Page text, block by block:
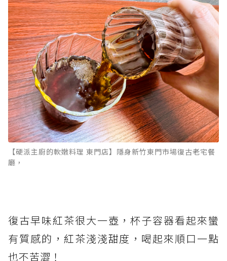
【硬派主廚的軟嫩料理 東門店】隱身新竹東門市場復古老宅餐
廳，
復古早味紅茶很大一壺，杯子容器看起來蠻
有質感的，紅茶淺淺甜度，喝起來順口一點
也不苦澀！